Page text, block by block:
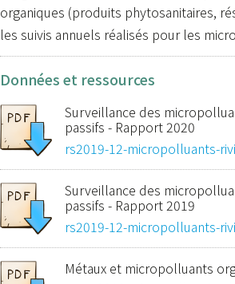
organiques (produits phytosanitaires,
les suivis annuels réalisés pour les
Données et ressources
Surveillance des
passifs - Rapport 2020
rs2019-12-micropolluants-
Surveillance des
passifs - Rapport 2019
rs2019-12-micropolluants-
Métaux et micropolluants